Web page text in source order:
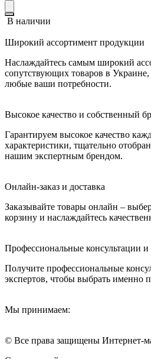
В наличии
Широкий ассортимент продукции
Наслаждайтесь самым широкий
сопутствующих товаров в
любые ваши потребности.
Высокое качество и собственный
Гарантируем высокое качество
характеристики, тщательно
нашим экспертным брендом.
Онлайн-заказ и доставка
Заказывайте товары онлайн –
корзину и наслаждайтесь
Профессиональные консультации
Получите профессиональные
экспертов, чтобы выбрать именно
Мы принимаем:
© Все права защищены Интернет-